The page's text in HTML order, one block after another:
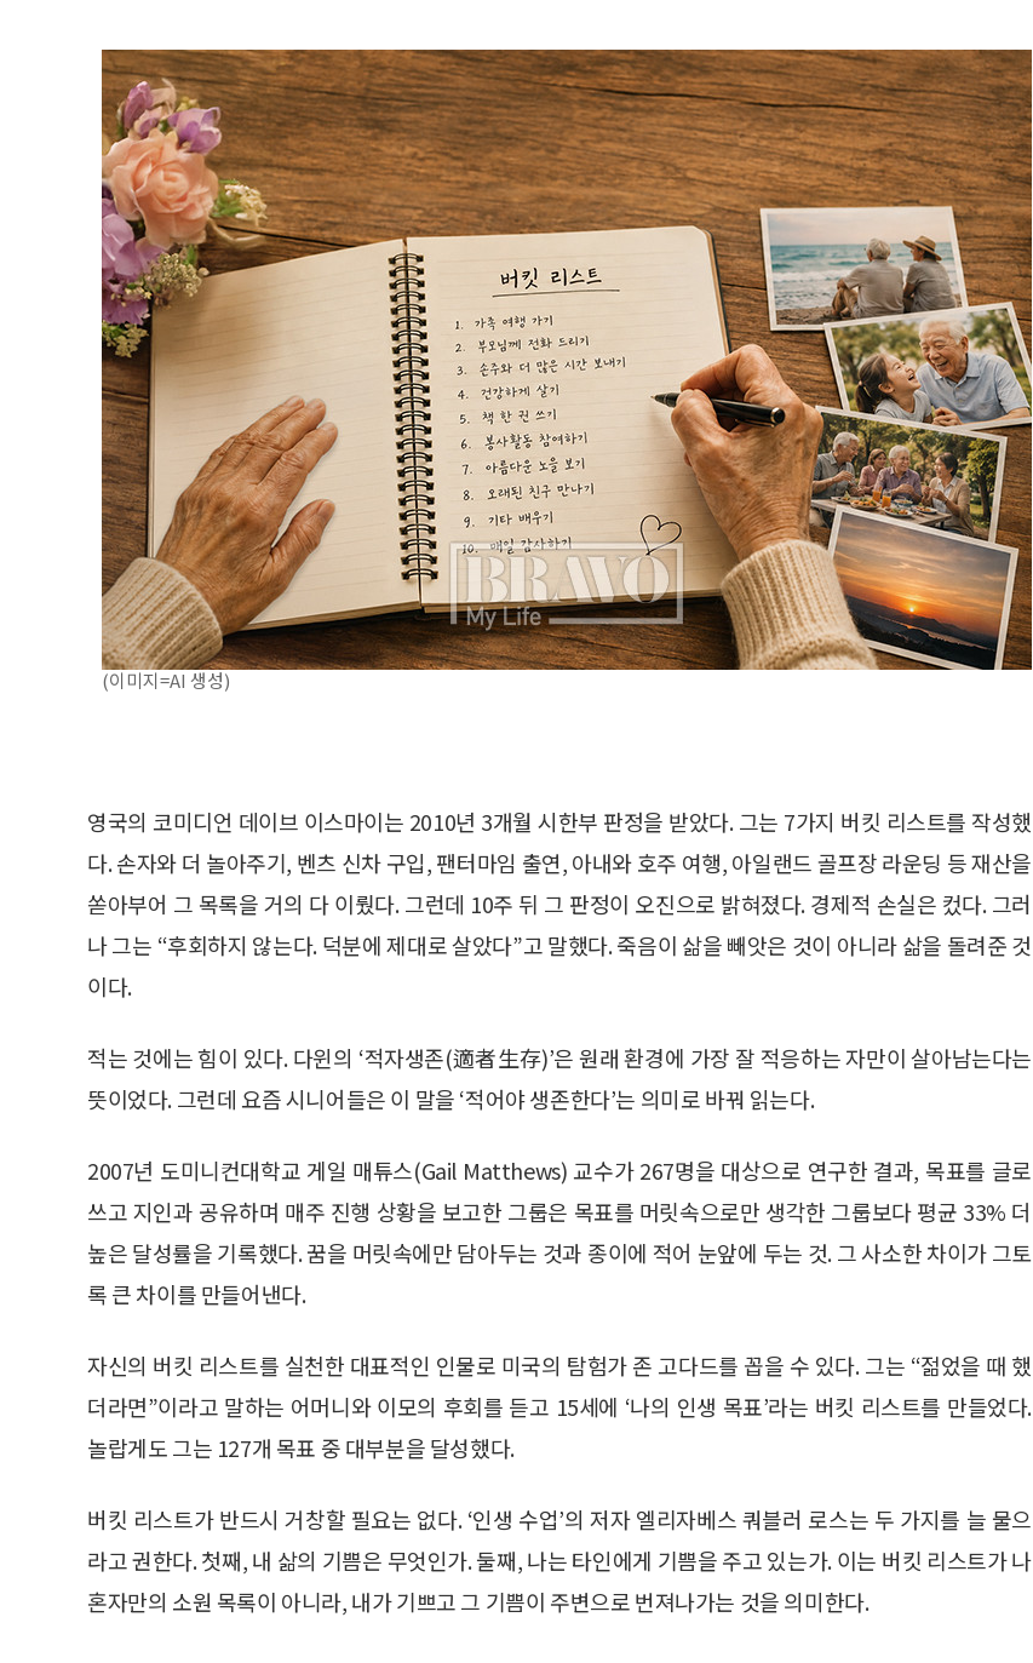
(이미지=AI 생성)
영국의 코미디언 데이브 이스마이는 2010년 3개월 시한부 판정을 받았다. 그는 7가지 버킷 리스트를 작성했
다. 손자와 더 놀아주기, 벤츠 신차 구입, 팬터마임 출연, 아내와 호주 여행, 아일랜드 골프장 라운딩 등 재산을
쏟아부어 그 목록을 거의 다 이뤘다. 그런데 10주 뒤 그 판정이 오진으로 밝혀졌다. 경제적 손실은 컸다. 그러
나 그는 “후회하지 않는다. 덕분에 제대로 살았다”고 말했다. 죽음이 삶을 빼앗은 것이 아니라 삶을 돌려준 것
이다.
적는 것에는 힘이 있다. 다윈의 ‘적자생존(適者生存)’은 원래 환경에 가장 잘 적응하는 자만이 살아남는다는
뜻이었다. 그런데 요즘 시니어들은 이 말을 ‘적어야 생존한다’는 의미로 바꿔 읽는다.
2007년 도미니컨대학교 게일 매튜스(Gail Matthews) 교수가 267명을 대상으로 연구한 결과, 목표를 글로
쓰고 지인과 공유하며 매주 진행 상황을 보고한 그룹은 목표를 머릿속으로만 생각한 그룹보다 평균 33% 더
높은 달성률을 기록했다. 꿈을 머릿속에만 담아두는 것과 종이에 적어 눈앞에 두는 것. 그 사소한 차이가 그토
록 큰 차이를 만들어낸다.
자신의 버킷 리스트를 실천한 대표적인 인물로 미국의 탐험가 존 고다드를 꼽을 수 있다. 그는 “젊었을 때 했
더라면”이라고 말하는 어머니와 이모의 후회를 듣고 15세에 ‘나의 인생 목표’라는 버킷 리스트를 만들었다.
놀랍게도 그는 127개 목표 중 대부분을 달성했다.
버킷 리스트가 반드시 거창할 필요는 없다. ‘인생 수업’의 저자 엘리자베스 쿼블러 로스는 두 가지를 늘 물으
라고 권한다. 첫째, 내 삶의 기쁨은 무엇인가. 둘째, 나는 타인에게 기쁨을 주고 있는가. 이는 버킷 리스트가 나
혼자만의 소원 목록이 아니라, 내가 기쁘고 그 기쁨이 주변으로 번져나가는 것을 의미한다.